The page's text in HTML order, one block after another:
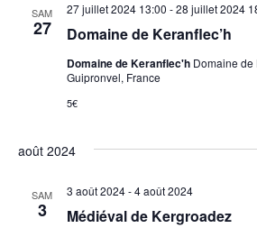
SAM
27 Domaine de Keranflec’h
27 juillet 2024 13:00 -28 juillet 2024
Domaine de Keranflec'h Domaine de
Guipronvel, France
5€
août 2024
SAM
3 Médiéval de Kergroadez
3 août 2024-4 août 2024